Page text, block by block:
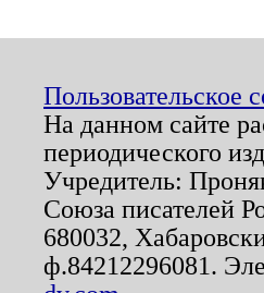
Пользовательское
На данном сайте
периодического
Учредитель:
Союза писателей
680032,
ф.84212296081.